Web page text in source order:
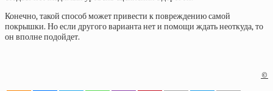
Конечно, такой способ может привести к повреждению самой
покрышки. Но если другого варианта нет и помощи ждать неоткуда, то
он вполне подойдет.
©